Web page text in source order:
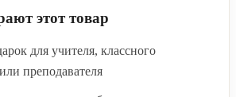
этот товар
для учителя, классного
преподавателя